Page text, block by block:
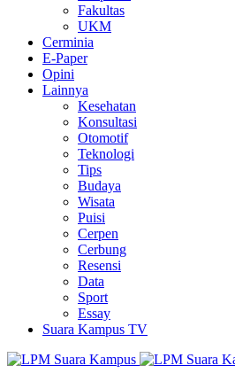
Fakultas
UKM
Cerminia
E-Paper
Opini
Lainnya
Kesehatan
Konsultasi
Otomotif
Teknologi
Tips
Budaya
Wisata
Puisi
Cerpen
Cerbung
Resensi
Data
Sport
Essay
Suara Kampus TV